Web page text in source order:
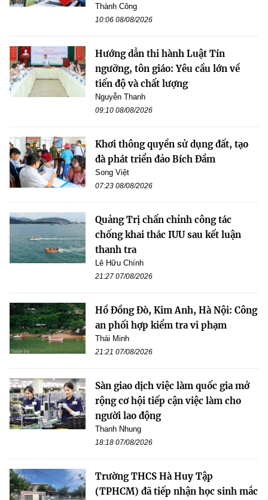
Thành Công
10:06 08/08/2026
Hướng dẫn thi hành Luật Tín
ngưỡng, tôn giáo: Yêu cầu lớn về
tiến độ và chất lượng
Nguyễn Thanh
09:10 08/08/2026
Khơi thông quyền sử dụng đất, tạo
đà phát triển đảo Bích Đầm
Song Việt
07:23 08/08/2026
Quảng Trị chấn chỉnh công tác
chống khai thác IUU sau kết luận
thanh tra
Lê Hữu Chính
21:27 07/08/2026
Hồ Đồng Đò, Kim Anh, Hà Nội: Công
an phối hợp kiểm tra vi phạm
Thái Minh
21:21 07/08/2026
Sàn giao dịch việc làm quốc gia mở
rộng cơ hội tiếp cận việc làm cho
người lao động
Thanh Nhung
18:18 07/08/2026
Trường THCS Hà Huy Tập
(TPHCM) đã tiếp nhận học sinh mắc